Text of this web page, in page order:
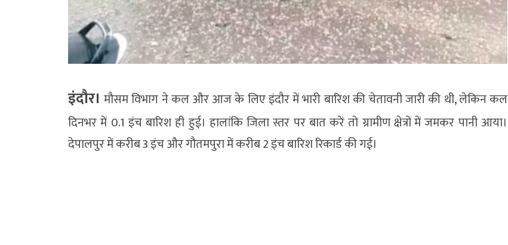
इंदौर। मौसम विभाग ने कल और आज के लिए इंदौर में भारी बारिश की चेतावनी जारी की थी, लेकिन कल
दिनभर में 0.1 इंच बारिश ही हुई। हालांकि जिला स्तर पर बात करें तो ग्रामीण क्षेत्रों में जमकर पानी आया।
देपालपुर में करीब 3 इंच और गौतमपुरा में करीब 2 इंच बारिश रिकार्ड की गई।